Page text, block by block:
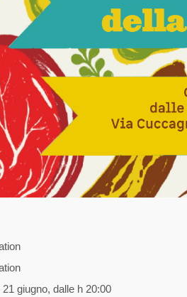
21 giugno, dalle h 20:00